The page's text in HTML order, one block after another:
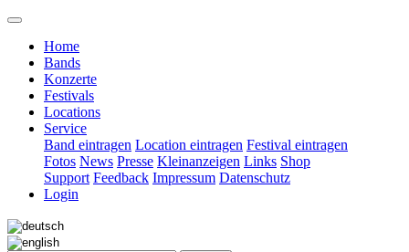
Home
Bands
Konzerte
Festivals
Locations
Service
Band eintragen Location eintragen Festival eintragen
Fotos News Presse Kleinanzeigen Links Shop
Support Feedback Impressum Datenschutz
Login